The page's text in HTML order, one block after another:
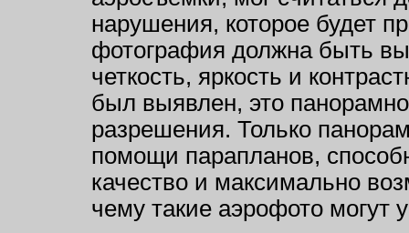
нарушения, которое будет
фотография должна быть
четкость, яркость и
был выявлен, это
разрешения. Только
помощи парапланов,
качество и максимально
чему такие аэрофото могут